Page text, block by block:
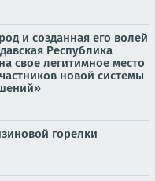
и созданная его волей
Республика
свое легитимное место
новой системы
горелки